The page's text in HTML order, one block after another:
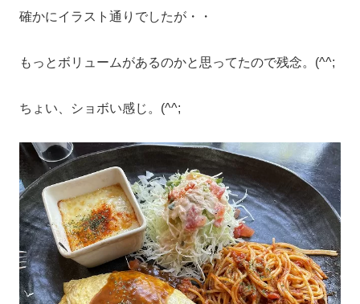
確かにイラスト通りでしたが・・
もっとボリュームがあるのかと思ってたので残念。(^^;
ちょい、ショボい感じ。(^^;